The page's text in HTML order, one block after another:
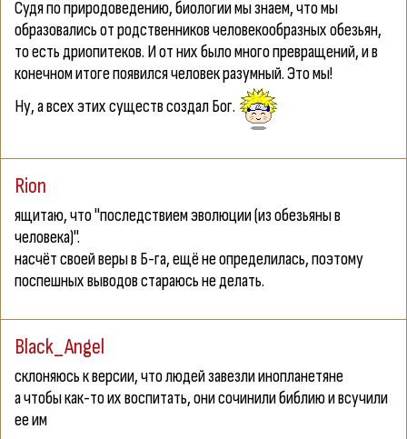
Судя по природоведению, биологии мы знаем, что мы
образовались от родственников человекообразных обезьян,
то есть дриопитеков. И от них было много превращений, и в
конечном итоге появился человек разумный. Это мы!
Ну, а всех этих существ создал Бог.
Rion
ящитаю, что "последствием эволюции (из обезьяны в
человека)".
насчёт своей веры в Б-га, ещё не определилась, поэтому
поспешных выводов стараюсь не делать.
Black_Angel
склоняюсь к версии, что людей завезли инопланетяне
а чтобы как-то их воспитать, они сочинили библию и всучили
ее им